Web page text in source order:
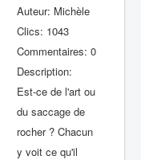
Auteur: Michèle
Clics: 1043
Commentaires: 0
Description:
Est-ce de l'art ou
du saccage de
rocher ? Chacun
y voit ce qu'il